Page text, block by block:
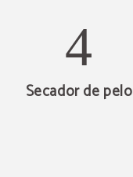
Secador de pelo